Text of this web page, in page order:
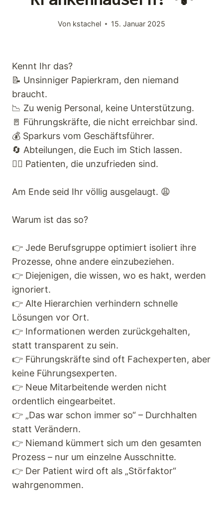
Angebot
Kontakt
Von kstachel 15. Januar 2025
Kennt Ihr das?
📝 Unsinniger Papierkram, den niemand
braucht.
📉 Zu wenig Personal, keine Unterstützung.
🚪 Führungskräfte, die nicht erreichbar sind.
💰 Sparkurs vom Geschäftsführer.
🔄 Abteilungen, die Euch im Stich lassen.
👩‍⚕️ Patienten, die unzufrieden sind.
Am Ende seid Ihr völlig ausgelaugt. 😩
Warum ist das so?
👉 Jede Berufsgruppe optimiert isoliert ihre
Prozesse, ohne andere einzubeziehen.
👉 Diejenigen, die wissen, wo es hakt, werden
ignoriert.
👉 Alte Hierarchien verhindern schnelle
Lösungen vor Ort.
👉 Informationen werden zurückgehalten,
statt transparent zu sein.
👉 Führungskräfte sind oft Fachexperten, aber
keine Führungsexperten.
👉 Neue Mitarbeitende werden nicht
ordentlich eingearbeitet.
👉 „Das war schon immer so“ – Durchhalten
statt Verändern.
👉 Niemand kümmert sich um den gesamten
Prozess – nur um einzelne Ausschnitte.
👉 Der Patient wird oft als „Störfaktor“
wahrgenommen.